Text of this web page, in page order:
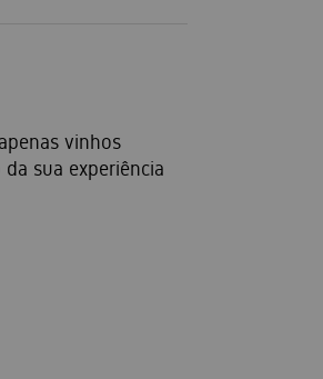
vinhos
sua experiência